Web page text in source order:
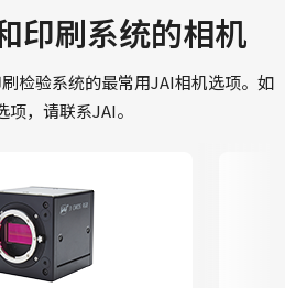
印刷系统的相机
检验系统的最常用JAI相机选项。如
项，请联系JAI。